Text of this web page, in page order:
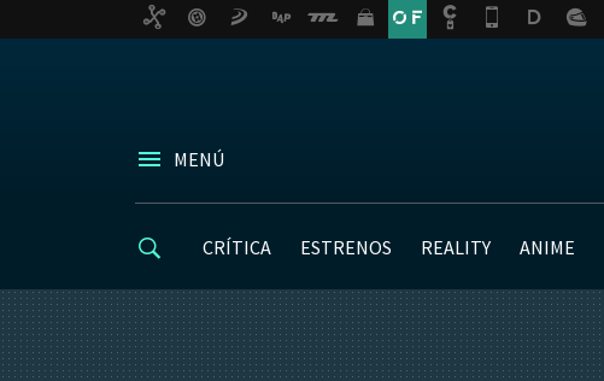
MENÚ
CRÍTICA ESTRENOS REALITY ANIME